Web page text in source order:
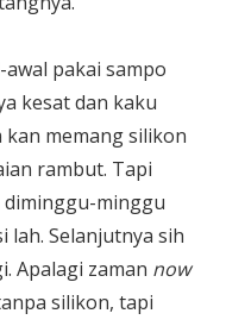
pakai sampo
kesat dan kaku
kan memang silikon
rambut. Tapi
diminggu-minggu
lah. Selanjutnya sih
Apalagi zaman now
silikon, tapi